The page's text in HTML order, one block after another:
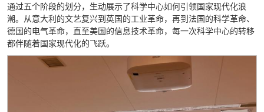
通过五个阶段的划分，生动展示了科学中心如何引领国家现代化浪
潮。从意大利的文艺复兴到英国的工业革命，再到法国的科学革命、
德国的电气革命，直至美国的信息技术革命，每一次科学中心的转移
都伴随着国家现代化的飞跃。